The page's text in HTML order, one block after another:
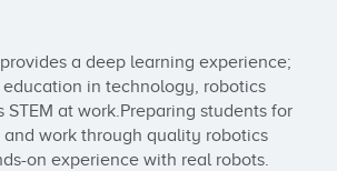
a deep learning experience;
in technology, robotics
STEM at work.Preparing students for
work through quality robotics
on experience with real robots.